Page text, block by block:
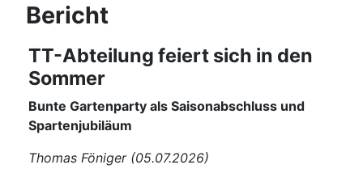
Bericht
TT-Abteilung feiert sich in den
Sommer
Bunte Gartenparty als Saisonabschluss und
Spartenjubiläum
Thomas Föniger (05.07.2026)